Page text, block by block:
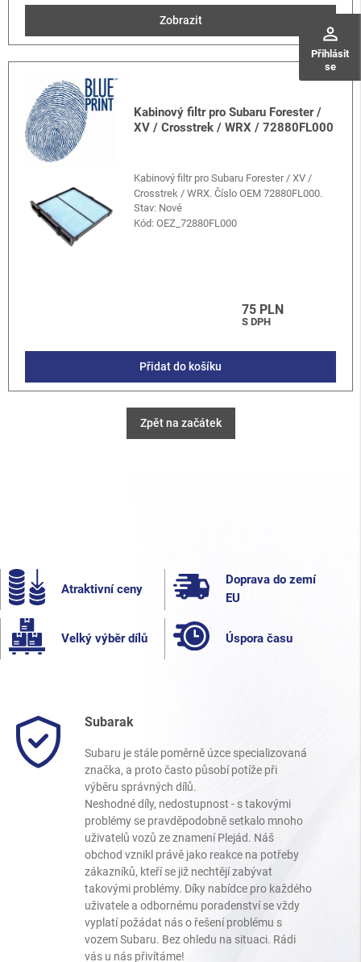
perm_identity
Přihlásit
se
Zobrazit
Kabinový filtr pro Subaru Forester /
XV / Crosstrek / WRX / 72880FL000
Kabinový filtr pro Subaru Forester / XV /
Crosstrek / WRX. Číslo OEM 72880FL000.
Stav: Nové
Kód:OEZ_72880FL000
75 PLN
S DPH
Přidat do košíku
Zpět na začátek
Atraktivní ceny
Doprava do zemí
EU
Velký výběr dílů Úspora času
Subarak
Subaru je stále poměrně úzce specializovaná
značka, a proto často působí potíže při
výběru správných dílů.
Neshodné díly, nedostupnost - s takovými
problémy se pravděpodobně setkalo mnoho
uživatelů vozů ze znamení Plejád. Náš
obchod vznikl právě jako reakce na potřeby
zákazníků, kteří se již nechtějí zabývat
takovými problémy. Díky nabídce pro každého
uživatele a odbornému poradenství se vždy
vyplatí požádat nás o řešení problému s
vozem Subaru. Bez ohledu na situaci. Rádi
vás u nás přivítáme!